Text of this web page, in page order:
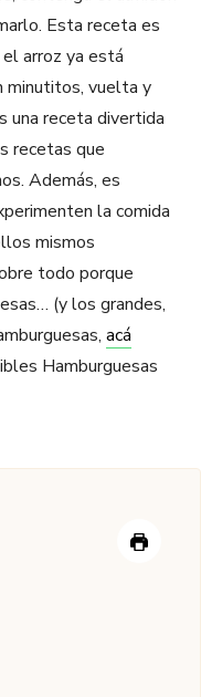
Esta receta es
arroz ya está
minutitos, vuelta y
una receta divertida
recetas que
Además, es
la comida
mismos
todo porque
(y los grandes,
acá
Hamburguesas